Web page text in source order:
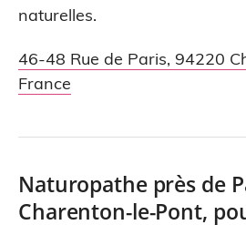
naturelles.
46-48 Rue de Paris, 94220
France
Naturopathe près de
Charenton-le-Pont,